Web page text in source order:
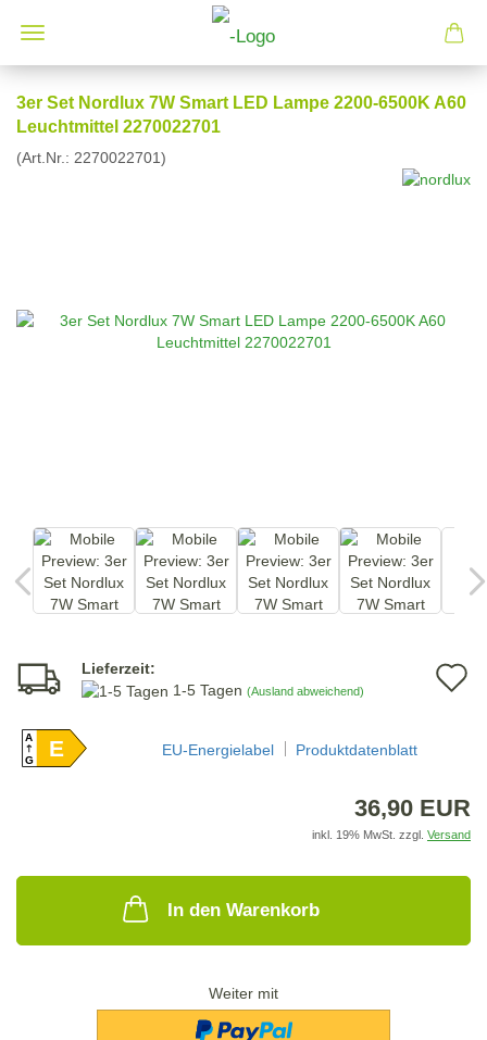
3er Set Nordlux 7W Smart LED Lampe 2200-6500K A60
Leuchtmittel 2270022701
(Art.Nr.: 2270022701)
Lieferzeit:
1-5 Tagen (Ausland abweichend)
A
GE EU-Energielabel Produktdatenblatt
36,90 EUR
inkl. 19% MwSt. zzgl. Versand
In den Warenkorb
Weiter mit